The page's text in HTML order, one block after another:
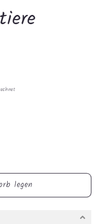
legen